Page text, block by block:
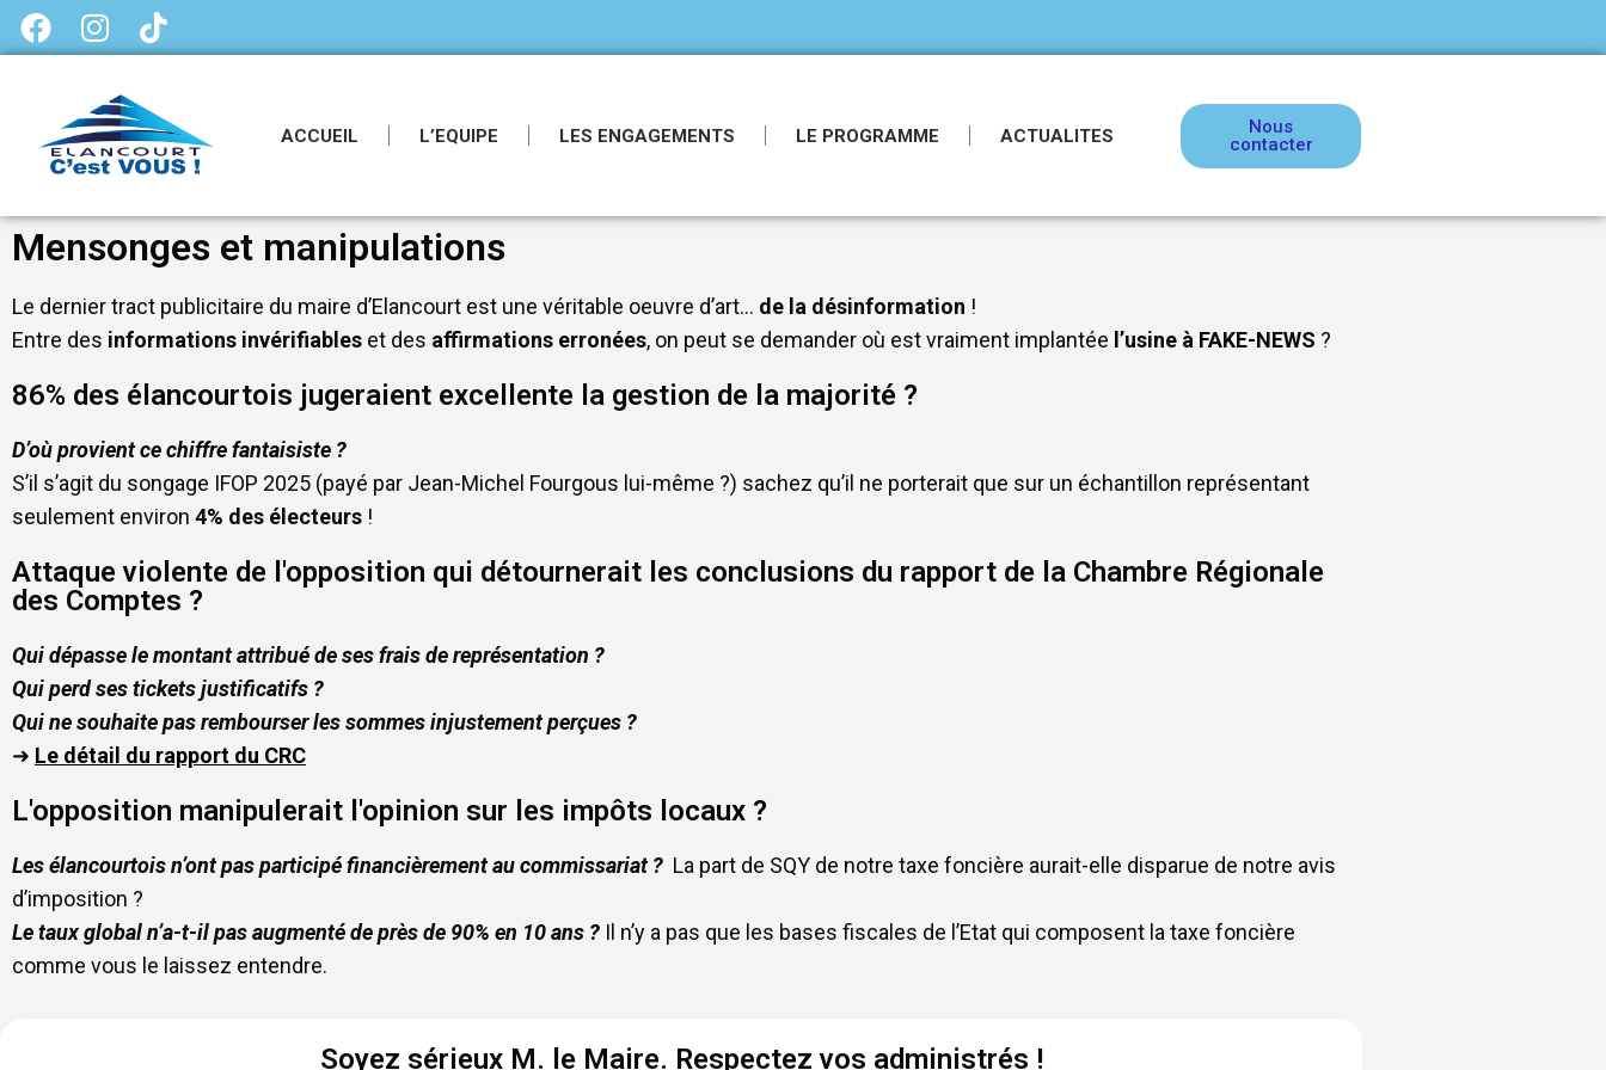
ACCUEIL L’EQUIPE LES ENGAGEMENTS LE PROGRAMME ACTUALITES
Nous
contacter
Mensonges et manipulations
Le dernier tract publicitaire du maire d’Elancourt est une véritable oeuvre d’art… de la désinformation !
Entre des informations invérifiables et des affirmations erronées, on peut se demander où est vraiment implantée l’usine à FAKE-NEWS ?
86% des élancourtois jugeraient excellente la gestion de la majorité ?
D’où provient ce chiffre fantaisiste ?
S’il s’agit du songage IFOP 2025 (payé par Jean-Michel Fourgous lui-même ?) sachez qu’il ne porterait que sur un échantillon représentant
seulement environ 4% des électeurs !
Attaque violente de l'opposition qui détournerait les conclusions du rapport de la Chambre Régionale
des Comptes ?
Qui dépasse le montant attribué de ses frais de représentation ?
Qui perd ses tickets justificatifs ?
Qui ne souhaite pas rembourser les sommes injustement perçues ?
➜ Le détail du rapport du CRC
L'opposition manipulerait l'opinion sur les impôts locaux ?
Les élancourtois n’ont pas participé financièrement au commissariat ? La part de SQY de notre taxe foncière aurait-elle disparue de notre avis
d’imposition ?
Le taux global n’a-t-il pas augmenté de près de 90% en 10 ans ? Il n’y a pas que les bases fiscales de l’Etat qui composent la taxe foncière
comme vous le laissez entendre.
Soyez sérieux M. le Maire. Respectez vos administrés !